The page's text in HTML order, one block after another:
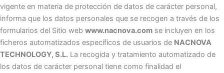
vigente en materia de protección de datos de carácter personal,
informa que los datos personales que se recogen a través de los
formularios del Sitio web www.nacnova.com se incluyen en los
ficheros automatizados específicos de usuarios de NACNOVA
TECHNOLOGY, S.L. La recogida y tratamiento automatizado de
los datos de carácter personal tiene como finalidad el